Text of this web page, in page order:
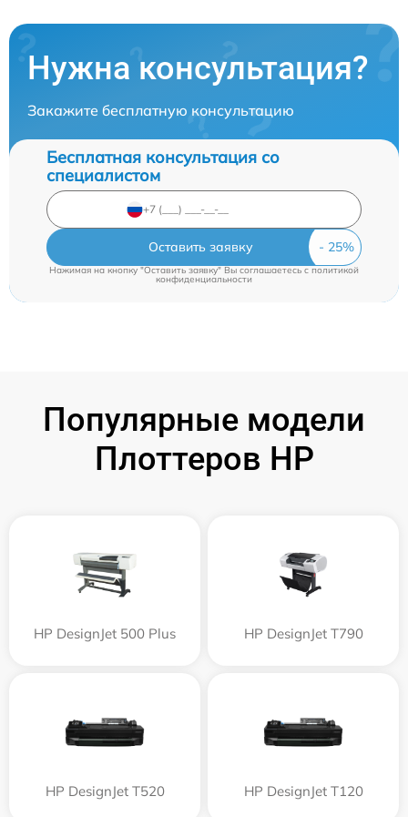
Нужна консультация?
Закажите бесплатную консультацию
Бесплатная консультация со
специалистом
Оставить заявку
Нажимая на кнопку "Оставить заявку" Вы соглашаетесь cполитикой
конфиденциальности
Популярные модели
Плоттеров HP
HP DesignJet 500 Plus HP DesignJet T790
HP DesignJet T520 HP DesignJet T120